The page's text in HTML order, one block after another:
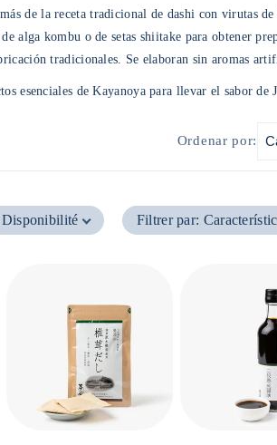
de la receta tradicional de dashi con virutas
kombu o de setas shiitake para obtener
tradicionales. Se elaboran sin aromas
esenciales de Kayanoya para llevar el sabor de
Ordenar por:
Disponibilité Filtrer par: